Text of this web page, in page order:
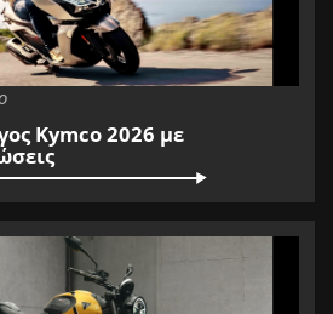
Kymco 2026 με